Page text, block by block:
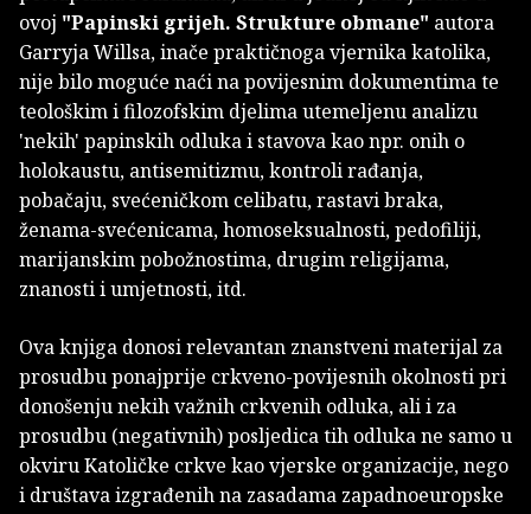
ovoj "Papinski grijeh. Strukture obmane" autora
Garryja Willsa, inače praktičnoga vjernika katolika,
nije bilo moguće naći na povijesnim dokumentima te
teološkim i filozofskim djelima utemeljenu analizu
'nekih' papinskih odluka i stavova kao npr. onih o
holokaustu, antisemitizmu, kontroli rađanja,
pobačaju, svećeničkom celibatu, rastavi braka,
ženama-svećenicama, homoseksualnosti, pedofiliji,
marijanskim pobožnostima, drugim religijama,
znanosti i umjetnosti, itd.
Ova knjiga donosi relevantan znanstveni materijal za
prosudbu ponajprije crkveno-povijesnih okolnosti pri
donošenju nekih važnih crkvenih odluka, ali i za
prosudbu (negativnih) posljedica tih odluka ne samo u
okviru Katoličke crkve kao vjerske organizacije, nego
i društava izgrađenih na zasadama zapadnoeuropske